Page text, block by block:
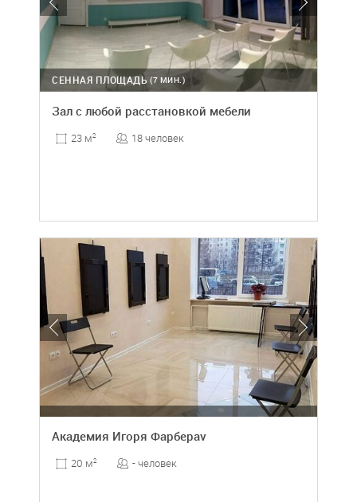
(7 МИН.)
СЕННАЯ ПЛОЩАДЬ
Зал с любой расстановкой мебели
23 м2 18 человек
Академия Игоря Фарбераv
20 м2 - человек